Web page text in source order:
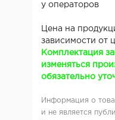
у операторов
Цена на
зависимости от
Комплектация
изменяться
обязательно
Информация о
и не является